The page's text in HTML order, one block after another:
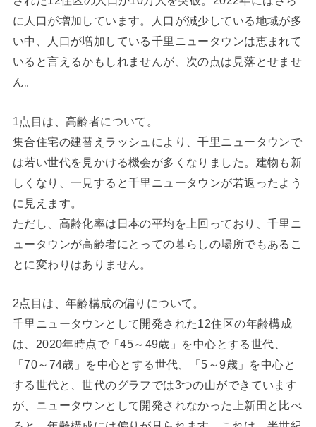
に人口が増加しています。人口が減少している地域が多
い中、人口が増加している千里ニュータウンは恵まれて
いると言えるかもしれませんが、次の点は見落とせませ
ん。
1点目は、高齢者について。
集合住宅の建替えラッシュにより、千里ニュータウンで
は若い世代を見かける機会が多くなりました。建物も新
しくなり、一見すると千里ニュータウンが若返ったよう
に見えます。
ただし、高齢化率は日本の平均を上回っており、千里ニ
ュータウンが高齢者にとっての暮らしの場所でもあるこ
とに変わりはありません。
2点目は、年齢構成の偏りについて。
千里ニュータウンとして開発された12住区の年齢構成
は、2020年時点で「45～49歳」を中心とする世代、
「70～74歳」を中心とする世代、「5～9歳」を中心と
する世代と、世代のグラフでは3つの山ができています
が、ニュータウンとして開発されなかった上新田と比べ